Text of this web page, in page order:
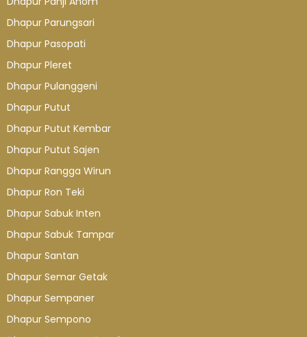
Dhapur Parungsari
Dhapur Pasopati
Dhapur Pleret
Dhapur Pulanggeni
Dhapur Putut
Dhapur Putut Kembar
Dhapur Putut Sajen
Dhapur Rangga Wirun
Dhapur Ron Teki
Dhapur Sabuk Inten
Dhapur Sabuk Tampar
Dhapur Santan
Dhapur Semar Getak
Dhapur Sempaner
Dhapur Sempono